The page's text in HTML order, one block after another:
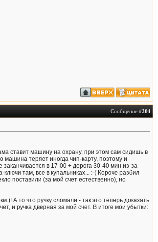
Сообщение #204
ставит машину на охрану, при этом сам сидишь в
теряет иногда чип-карту, поэтому и
в 17-00 + дорога 30-40 мин из-за
там, все в купальниках... :-( Короче разбил
поставили (за мой счет естественно), но
А то что ручку сломали - так это теперь доказать
и ручка дверная за мой счет. В итоге мои убытки: